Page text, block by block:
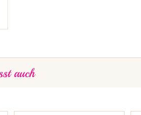
auch